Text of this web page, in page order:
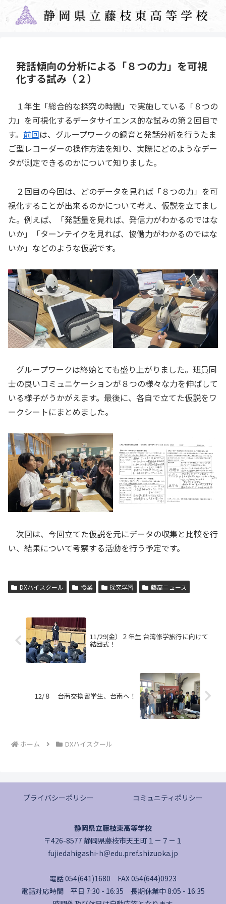
発話傾向の分析による「８つの力」を可視
化する試み（２）
１年生「総合的な探究の時間」で実施している「８つの
力」を可視化するデータサイエンス的な試みの第２回目で
す。 前回は、グループワークの録音と発話分析を行うたま
ご型レコーダーの操作方法を知り、実際にどのようなデー
タが測定できるのかについて知りました。
２回目の今回は、どのデータを見れば「８つの力」を可
視化することが出来るのかについて考え、仮説を立てまし
た。例えば、「発話量を見れば、発信力がわかるのではな
いか」「ターンテイクを見れば、協働力がわかるのではな
いか」などのような仮説です。
グループワークは終始とても盛り上がりました。班員同
士の良いコミュニケーションが８つの様々な力を伸ばして
いる様子がうかがえます。最後に、各自で立てた仮説をワ
ークシートにまとめました。
次回は、今回立てた仮説を元にデータの収集と比較を行
い、結果について考察する活動を行う予定です。
DXハイスクール 授業 探究学習 藤高ニュース
11/29(金）２年生 台湾修学旅行に向けて
結団式！
12/８ 台南交換留学生、台南へ！
ホーム DXハイスクール
プライバシーポリシー コミュニティポリシー
静岡県立藤枝東高等学校
〒426-8577 静岡県藤枝市天王町１－７－１
fujiedahigashi-h＠edu.pref.shizuoka.jp
電話 054(641)1680 FAX 054(644)0923
電話対応時間 平日 7:30 - 16:35 長期休業中 8:05 - 16:35